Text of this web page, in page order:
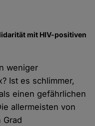
mit HIV-positiven
weniger
Ist es schlimmer,
einen gefährlichen
allermeisten von